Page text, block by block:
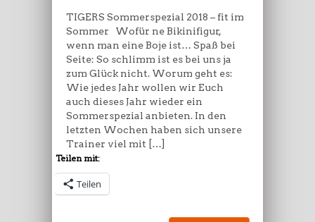
TIGERS Sommerspezial 2018 – fit im
Sommer Wofür ne Bikinifigur,
wenn man eine Boje ist… Spaß bei
Seite: So schlimm ist es bei uns ja
zum Glück nicht. Worum geht es:
Wie jedes Jahr wollen wir Euch
auch dieses Jahr wieder ein
Sommerspezial anbieten. In den
letzten Wochen haben sich unsere
Trainer viel mit […]
Teilen mit:
Teilen